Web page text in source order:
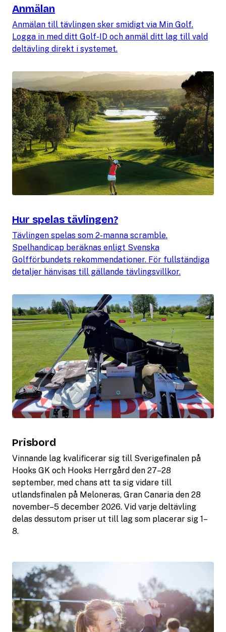
Anmälan
Anmälan till tävlingen sker smidigt via Min Golf.
Logga in med ditt Golf-ID och anmäl ditt lag till vald
deltävling direkt i systemet.
Hur spelas tävlingen?
Tävlingen spelas som 2-manna scramble.
Spelhandicap beräknas enligt Svenska
Golfförbundets rekommendationer. För fullständiga
detaljer hänvisas till gällande tävlingsvillkor.
Prisbord
Vinnande lag kvalificerar sig till Sverigefinalen på
Hooks GK och Hooks Herrgård den 27–28
september, med chans att ta sig vidare till
utlandsfinalen på Meloneras, Gran Canaria den 28
november–5 december 2026. Vid varje deltävling
delas dessutom priser ut till lag som placerar sig 1–
8.